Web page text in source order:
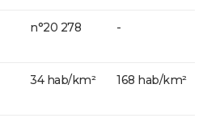
n°20 278 -
34 hab/km² 168 hab/km²